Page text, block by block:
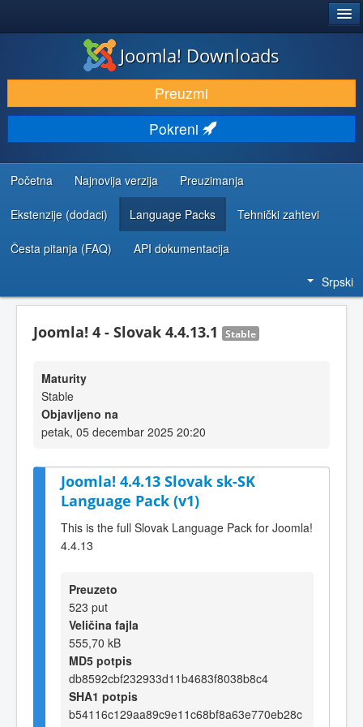
PREUZIMANJE I PROŠIRENJA (EKSTENZIJE)
OTKRIJTE I NAUČITE
ZAJEDNICA I PODRŠKA
RESURSI ZA RAZVOJ
Joomla! Downloads
Preuzmi
Pokreni
Početna Najnovija verzija Preuzimanja
Ekstenzije (dodaci) Language Packs Tehnički zahtevi
Česta pitanja (FAQ) API dokumentacija
Srpski
Joomla! 4 - Slovak 4.4.13.1 Stable
Maturity
Stable
Objavljeno na
petak, 05 decembar 2025 20:20
Joomla! 4.4.13 Slovak sk-SK
Language Pack (v1)
This is the full Slovak Language Pack for Joomla!
4.4.13
Preuzeto
523 put
Veličina fajla
555,70 kB
MD5 potpis
db8592cbf232933d11b4683f8038b8c4
SHA1 potpis
b54116c129aa89c9e11c68bf8a63e770eb28c